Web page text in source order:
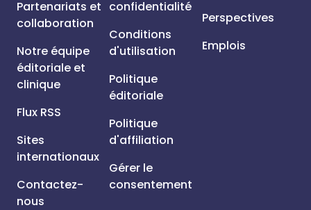
Partenariats et
collaboration
Notre équipe
éditoriale et
clinique
Flux RSS
Sites
internationaux
Contactez-
nous
confidentialité
Conditions
d'utilisation
Politique
éditoriale
Politique
d'affiliation
Gérer le
consentement
Perspectives
Emplois